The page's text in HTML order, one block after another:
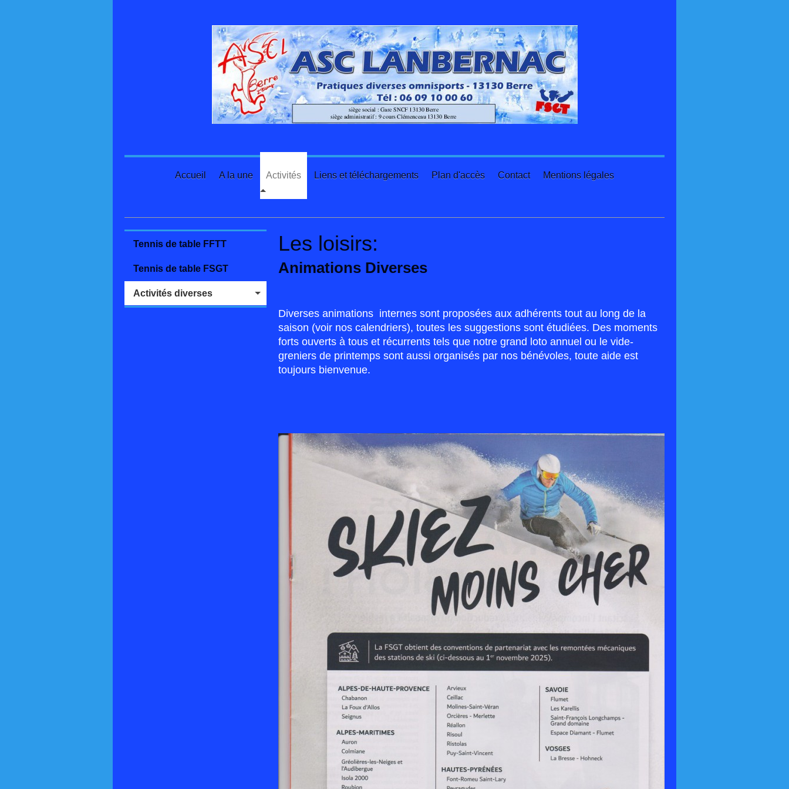
Accueil A la une Activités Liens et téléchargements Plan d'accès Contact Mentions légales
Les loisirs:
Animations Diverses
Diverses animations internes sont proposées aux adhérents tout au long de la
saison (voir nos calendriers), toutes les suggestions sont étudiées. Des moments
forts ouverts à tous et récurrents tels que notre grand loto annuel ou le vide-
greniers de printemps sont aussi organisés par nos bénévoles, toute aide est
toujours bienvenue.
Tennis de table FFTT
Tennis de table FSGT
Activités diverses